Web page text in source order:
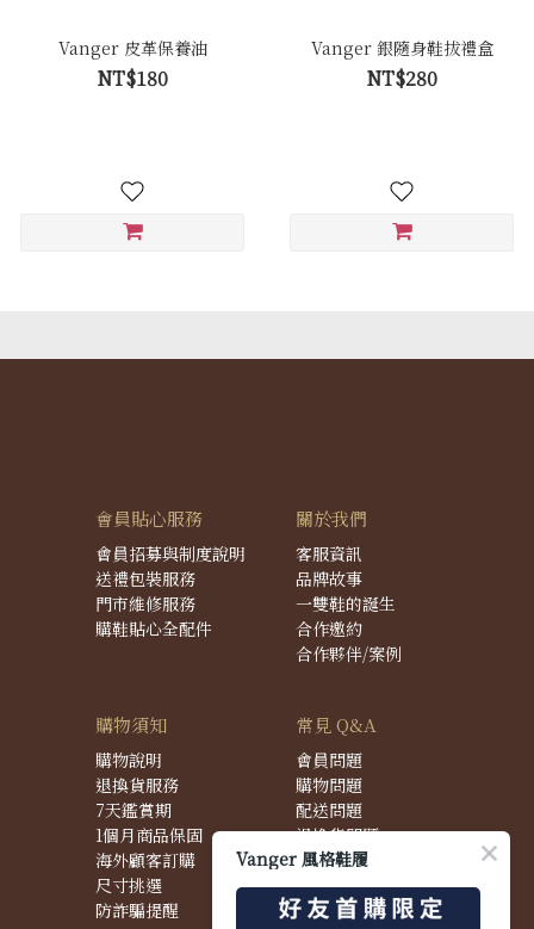
Vanger 皮革保養油
NT$180
Vanger 銀隨身鞋拔禮盒
NT$280
會員貼心服務
會員招募與制度說明
送禮包裝服務
門市維修服務
購鞋貼心全配件
關於我們
客服資訊
品牌故事
一雙鞋的誕生
合作邀約
合作夥伴/案例
購物須知
購物說明
退換貨服務
7天鑑賞期
1個月商品保固
海外顧客訂購
尺寸挑選
防詐騙提醒
常見 Q&A
會員問題
購物問題
配送問題
退換貨問題
商品問題
Vanger 風格鞋履